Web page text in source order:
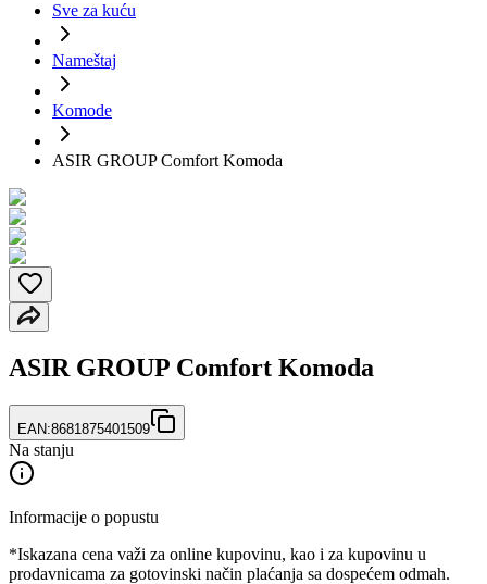
Sve za kuću
Nameštaj
Komode
ASIR GROUP Comfort Komoda
ASIR GROUP Comfort Komoda
EAN:8681875401509
Na stanju
Informacije o popustu
*Iskazana cena važi za online kupovinu, kao i za kupovinu u
prodavnicama za gotovinski način plaćanja sa dospećem odmah.